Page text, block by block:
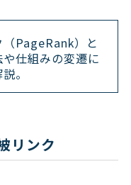
PageRank）と
仕組みの変遷に
。
リンク